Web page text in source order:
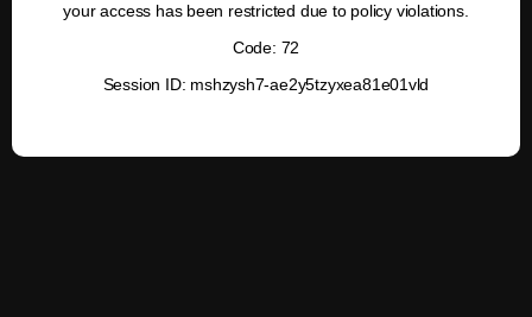
your access has been restricted due to policy violations.
Code: 72
Session ID: mshzysh7-ae2y5tzyxea81e01vld